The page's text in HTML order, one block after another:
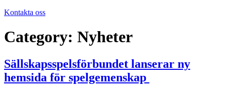
Kontakta oss
Category: Nyheter
Sällskapsspelsförbundet lanserar ny
hemsida för spelgemenskap